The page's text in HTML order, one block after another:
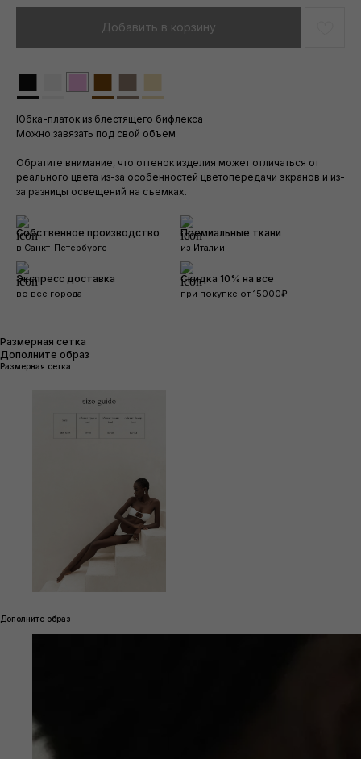
Добавить в корзину
■ ■■■■
Юбка-платок из блестящего бифлекса
Можно завязать под свой объем
Обратите внимание, что оттенок изделия может отличаться от
реального цвета из-за особенностей цветопередачи экранов и из-
за разницы освещений на съемках.
Собственное производство
в Санкт-Петербурге
Премиальные ткани
из Италии
Экспресс доставка
во все города
Скидка 10% на все
при покупке от 15000₽
Размерная сетка
Дополните образ
Размерная сетка
Дополните образ